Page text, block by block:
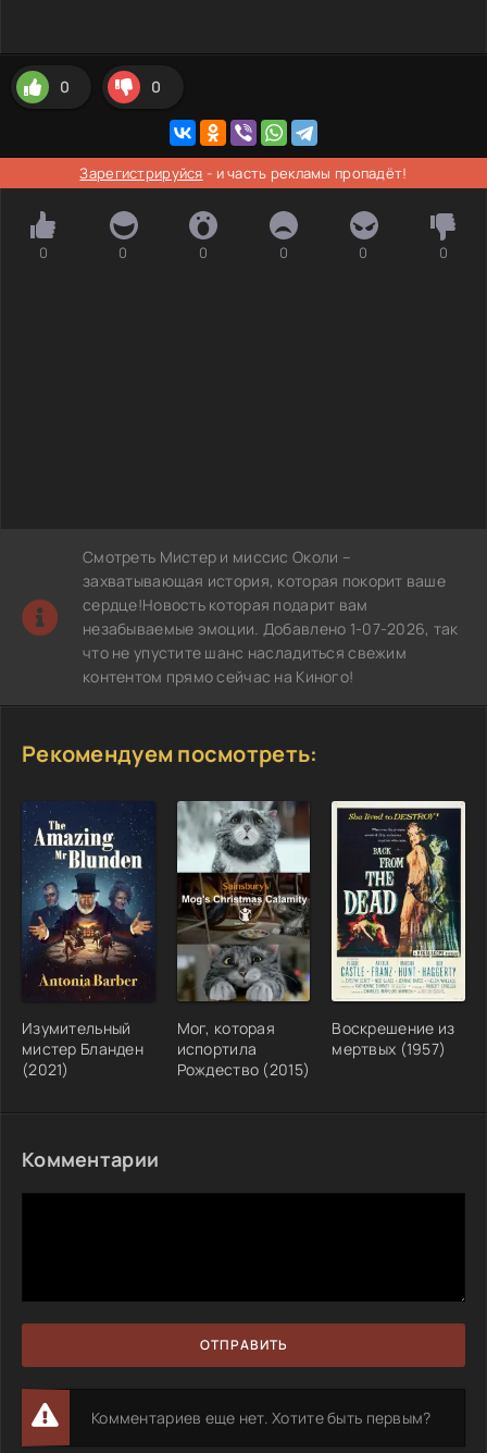
0 0
Зарегистрируйся - и часть рекламы пропадёт!
0 0 0 0 0 0
Смотреть Мистер и миссис Околи –
захватывающая история, которая покорит ваше
сердце!Новость которая подарит вам
незабываемые эмоции. Добавлено 1-07-2026, так
что не упустите шанс насладиться свежим
контентом прямо сейчас на Киного!
Рекомендуем посмотреть:
Изумительный
мистер Бланден
(2021)
Мог, которая
испортила
Рождество (2015)
Воскрешение из
мертвых (1957)
Комментарии
ОТПРАВИТЬ
Комментариев еще нет. Хотите быть первым?